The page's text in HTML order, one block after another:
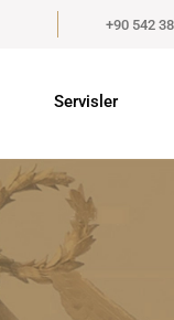
+90 542
Servisler